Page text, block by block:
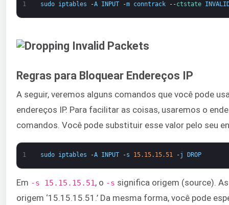
1 sudo iptables -A INPUT -m conntrack --ctstate
Regras para Bloquear Endereços IP
A seguir, veremos alguns comandos que você pode
endereços IP. Para facilitar as coisas, usaremos o
comandos. Você pode substituir esse valor pelo seu
1 sudo iptables -A INPUT -s 15.15. 15.51 -j DROP
Em ​ -s 15.15.15.51 , ​​o ​ -s​ significa origem (source).
origem ‘15.15.15.51.’ Da mesma forma, você pode